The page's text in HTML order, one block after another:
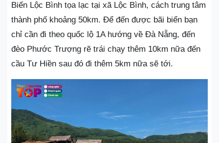
Biển Lộc Bình tọa lạc tại xã Lộc Bình, cách trung tâm
thành phố khoảng 50km. Để đến được bãi biển bạn
chỉ cần đi theo quốc lộ 1A hướng về Đà Nẵng, đến
đèo Phước Trượng rẽ trái chạy thêm 10km nữa đến
cầu Tư Hiền sau đó đi thêm 5km nữa sẽ tới.